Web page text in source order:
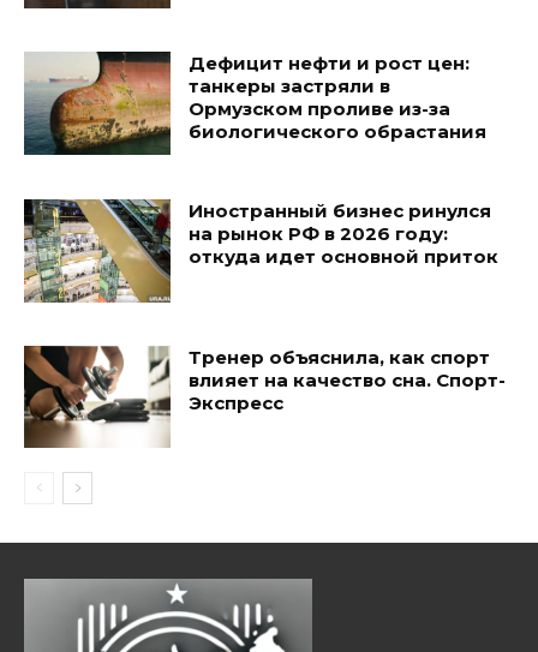
Дефицит нефти и рост цен:
танкеры застряли в
Ормузском проливе из-за
биологического обрастания
Иностранный бизнес ринулся
на рынок РФ в 2026 году:
откуда идет основной приток
Тренер объяснила, как спорт
влияет на качество сна. Спорт-
Экспресс